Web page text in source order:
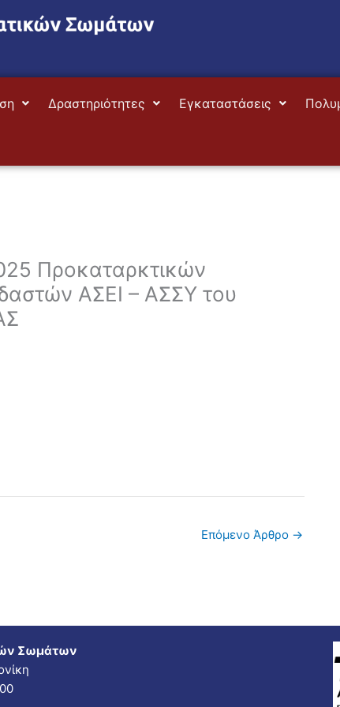
Δραστηριότητες Εγκαταστάσεις
Προκαταρκτικών
ΑΣΕΙ – ΑΣΣΥ του
Επόμενο Άρθρο →
Σωμάτων